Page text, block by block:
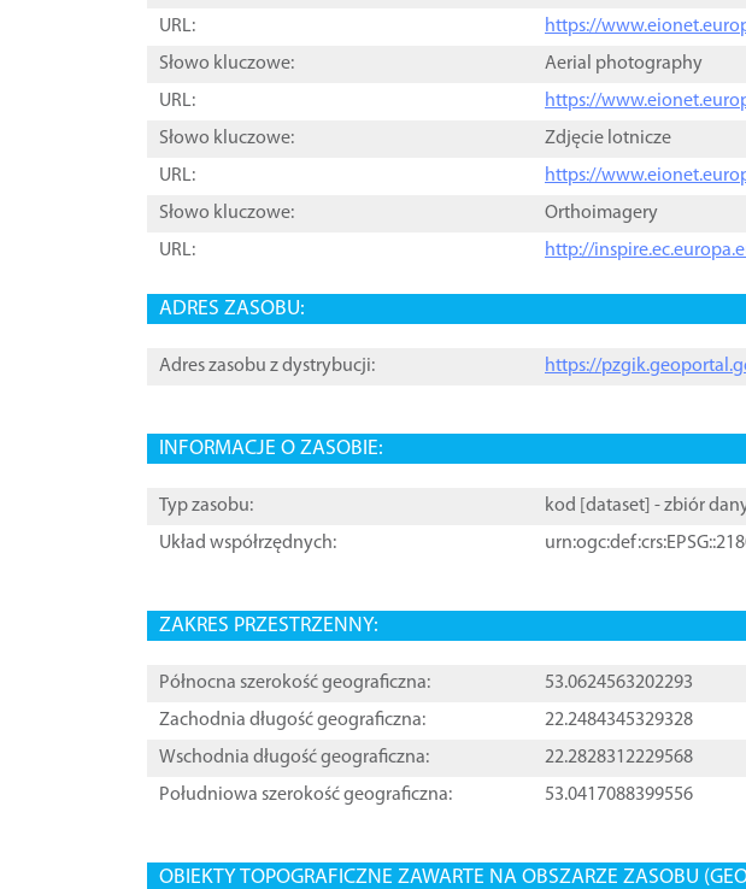
URL:
https://
Słowo kluczowe:
Aerial photography
URL:
https://
Słowo kluczowe:
Zdjęcie lotnicze
URL:
https://
Słowo kluczowe:
Orthoimagery
URL:
http://
ADRES ZASOBU:
Adres zasobu z dystrybucji: https://
INFORMACJE O ZASOBIE:
Typ zasobu: kod [ dataset ] - zbiór
Układ współrzędnych:
ZAKRES PRZESTRZENNY:
Północna szerokość geograficzna:
53.0624563202293
Zachodnia długość geograficzna:
22.2484345329328
Wschodnia długość geograficzna:
22.2828312229568
Południowa szerokość geograficzna:
53.0417088399556
OBIEKTY TOPOGRAFICZNE ZAWARTE NA OBSZARZE ZASOBU